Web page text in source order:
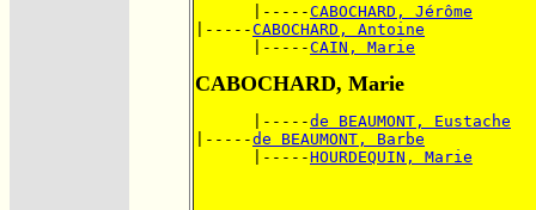
      |-----
CABOCHARD, Jérôme
|-----CABOCHARD, Antoine
      |-----
CAIN, Marie
CABOCHARD, Marie
      |-----
de BEAUMONT, Eustache
|-----de BEAUMONT, Barbe
      |-----
HOURDEQUIN, Marie